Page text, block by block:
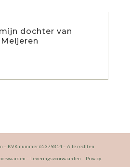
dochter van
– KVK nummer 65379314 – Alle rechten
– Leveringsvoorwaarden – Privacy